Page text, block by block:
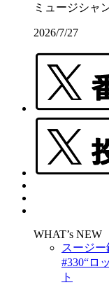
ミュージシ
2026/7/27
WHAT’s NEW
スージ
#330“ロ
ト